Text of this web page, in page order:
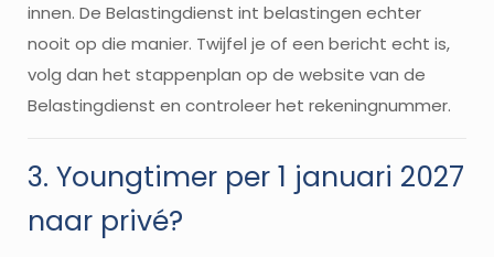
innen. De Belastingdienst int belastingen echter
nooit op die manier. Twijfel je of een bericht echt is,
volg dan het stappenplan op de website van de
Belastingdienst en controleer het rekeningnummer.
3. Youngtimer per 1 januari 2027
naar privé?